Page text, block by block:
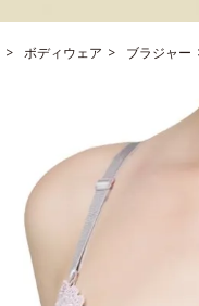
ボディウェア ブラジャー